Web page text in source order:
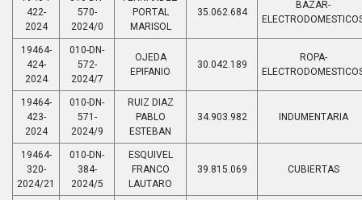
422-
2024
570-
2024/0
PORTAL
MARISOL
35.062.684
BAZAR-
19464-
424-
2024
010-DN-
572-
2024/7
OJEDA
EPIFANIO
30.042.189
ROPA-
19464-
423-
2024
010-DN-
571-
2024/9
RUIZ DIAZ
PABLO
ESTEBAN
34.903.982 INDUMENTARIA
19464-
320-
2024/21
010-DN-
384-
2024/5
ESQUIVEL
FRANCO
LAUTARO
39.815.069 CUBIERTAS